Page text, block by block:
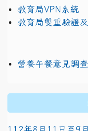
教育局VPN系統
教育局雙重驗證
營養午餐意見調查
112年8月11日至9